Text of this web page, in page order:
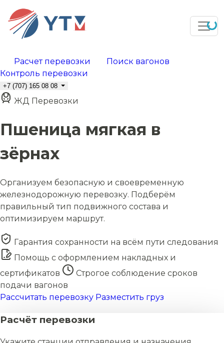
Расчет перевозки
Поиск вагонов
Контроль перевозки
+7 (707) 165 08 08
ЖД Перевозки
Пшеница мягкая в
зёрнах
Организуем безопасную и своевременную
железнодорожную перевозку. Подберём
правильный тип подвижного состава и
оптимизируем маршрут.
Гарантия сохранности на всём пути следования
Помощь с оформлением накладных и
сертификатов
Строгое соблюдение сроков
подачи вагонов
Рассчитать перевозку Разместить груз
Расчёт перевозки